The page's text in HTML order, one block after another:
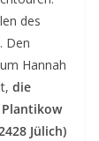
des
Den
Hannah
die
Jülich)